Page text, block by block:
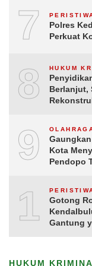
7
Polres
Perkuat
8 HUKUM
Berlanjut,
9
Kota
Pendopo
10Gotong
Gantung
HUKUM